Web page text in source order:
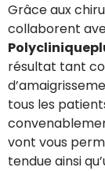
Grâce aux
collaborent
résultat tant
tous les
vont vous
tendue ainsi